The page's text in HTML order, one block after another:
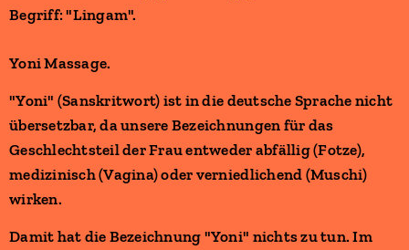
Begriff: "Lingam".
Yoni Massage.
"Yoni" (Sanskritwort) ist in die deutsche Sprache nicht
übersetzbar, da unsere Bezeichnungen für das
Geschlechtsteil der Frau entweder abfällig (Fotze),
medizinisch (Vagina) oder verniedlichend (Muschi)
wirken.
Damit hat die Bezeichnung "Yoni" nichts zu tun. Im